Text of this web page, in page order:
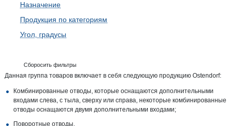
Назначение
Продукция по категориям
Угол, градусы
Сборосить фильтры
Данная группа товаров включает в себя следующую продукцию Ostendorf:
Комбинированные отводы, которые оснащаются дополнительными
входами слева, с тыла, сверху или справа, некоторые комбинированные
отводы оснащаются двумя дополнительными входами;
Поворотные отводы.